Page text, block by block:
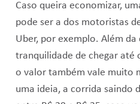
Caso queira economizar,
pode ser a dos motoristas
Uber, por exemplo. Além da
tranquilidade de chegar até
o valor também vale muito
uma ideia, a corrida saindo